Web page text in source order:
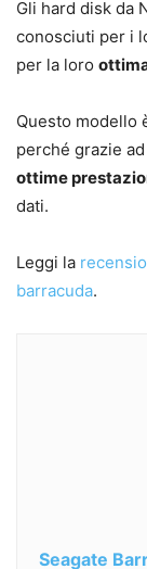
Gli hard disk da
conosciuti per i
per la loro
Questo modello
perché grazie
ottime
dati.
Leggi la
barracuda.
Seagate